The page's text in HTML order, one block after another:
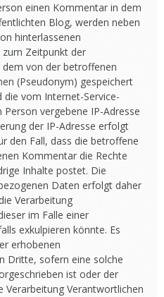
einen Kommentar in dem
Blog, werden neben
hinterlassenen
Zeitpunkt der
von der betroffenen
(Pseudonym) gespeichert
vom Internet-Service-
vergebene IP-Adresse
der IP-Adresse erfolgt
den Fall, dass die betroffene
Kommentar die Rechte
Inhalte postet. Die
Daten erfolgt daher
Verarbeitung
im Falle einer
exkulpieren könnte. Es
erhobenen
Dritte, sofern eine solche
ist oder der
Verarbeitung Verantwortlichen